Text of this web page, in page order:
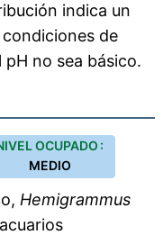
indica un
de
no sea básico.
OCUPADO :
MEDIO
Hemigrammus